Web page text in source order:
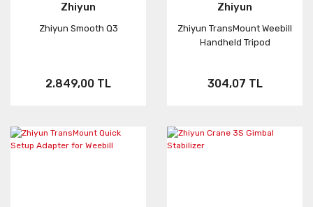
Zhiyun
Zhiyun Smooth Q3
2.849,00 TL
Zhiyun
Zhiyun TransMount Weebill
Handheld Tripod
304,07 TL